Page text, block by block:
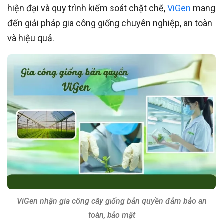
hiện đại và quy trình kiểm soát chặt chẽ,ViGen mang
đến giải pháp gia công giống chuyên nghiệp, an toàn
và hiệu quả.
ViGen nhận gia công cây giống bản quyền đảm bảo an
toàn, bảo mật